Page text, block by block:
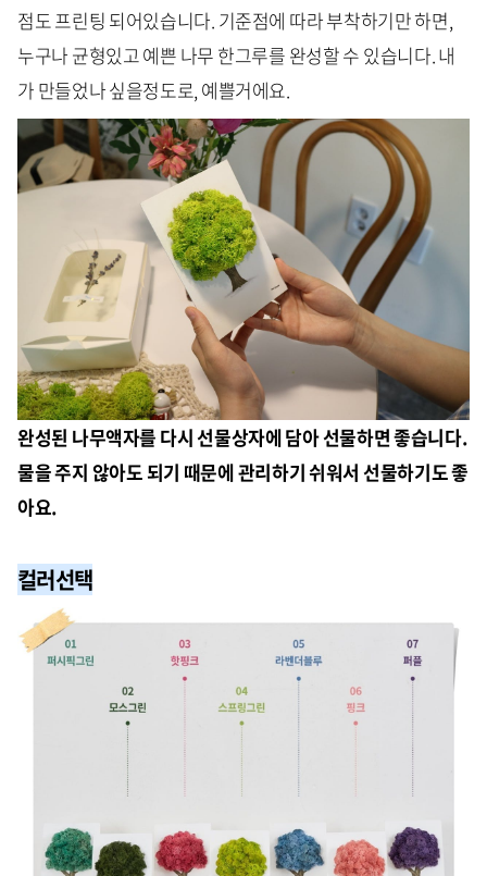
점도 프린팅 되어있습니다. 기준점에 따라 부착하기만 하면,
누구나 균형있고 예쁜 나무 한그루를 완성할 수 있습니다. 내
가 만들었나 싶을정도로, 예쁠거에요.
완성된 나무액자를 다시 선물상자에 담아 선물하면 좋습니다.
물을 주지 않아도 되기 때문에 관리하기 쉬워서 선물하기도 좋
아요.
컬러선택